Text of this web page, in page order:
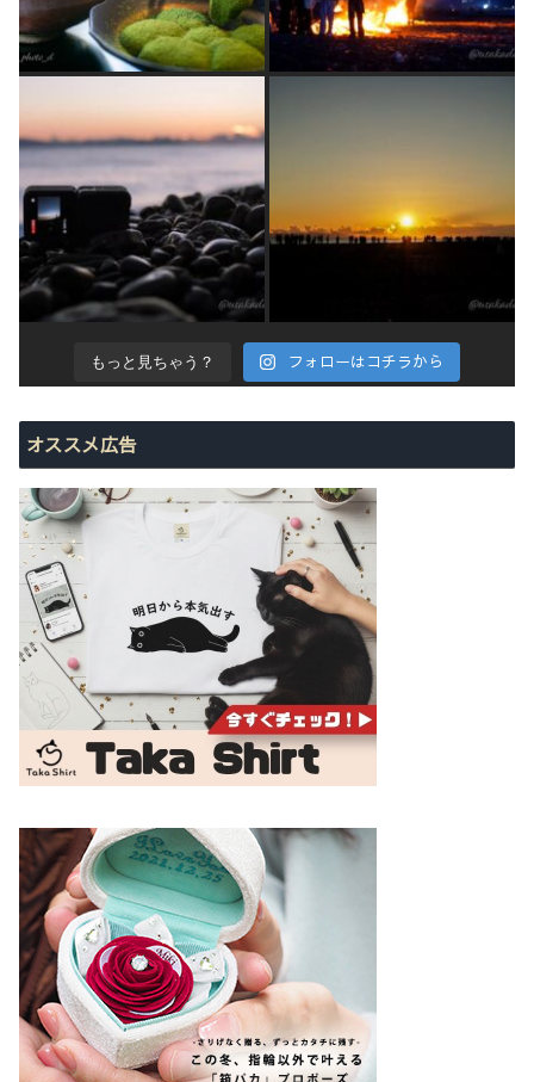
もっと見ちゃう？ フォローはコチラから
オススメ広告